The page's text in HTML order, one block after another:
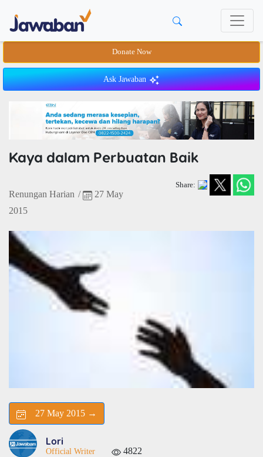
Donate Now
Ask Jawaban
Kaya dalam Perbuatan Baik
Renungan Harian /
27 May
2015
Share:
27 May 2015 →
Lori
Official Writer 4822